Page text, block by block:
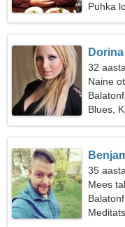
Puhka
Dorina
32
Naine
Blues,
35
Mees